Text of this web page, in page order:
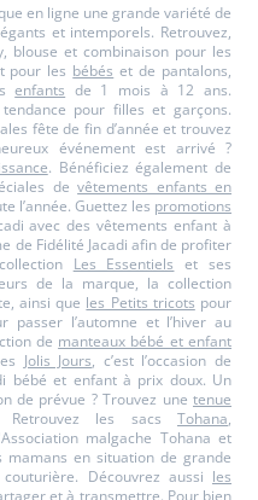
en ligne une grande variété de
et intemporels. Retrouvez,
blouse et combinaison pour les
pour les bébés et de pantalons,
enfants de 1 mois à 12 ans.
pour filles et garçons.
fête de fin d’année et trouvez
événement est arrivé ?
. Bénéficiez également de
devêtements enfants en
l’année. Guettez les promotions
avec des vêtements enfant à
de Fidélité Jacadi afin de profiter
Les Essentiels et ses
de la marque, la collection
ainsi que les Petits tricots pour
passer l’automne et l’hiver au
de manteaux bébé et enfant
Jolis Jours, c’est l’occasion de
bébé et enfant à prix doux. Un
de prévue ? Trouvez une tenue
Retrouvez les sacsTohana,
malgache Tohana et
en situation de grande
Découvrez aussi les
et à transmettre. Pour bien